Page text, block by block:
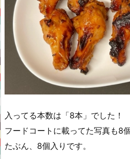
入ってる本数は「8本」でした！
フードコートに載ってた写真も8
たぶん、8個入りです。